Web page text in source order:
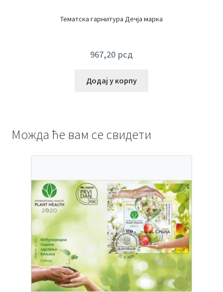
Тематска гарнитура Дечја марка
967,20 рсд
Додај у корпу
Можда ће вам се свидети